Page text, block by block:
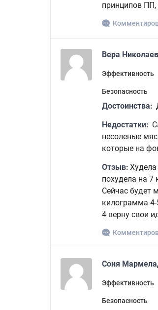
принципов
Вера
Эффективность
Безопасность
Достоинства:
Недостатки:
несоленые
которые на
Отзыв: Худела
похудела на 7
Сейчас будет
килограмма
4 верну свои
Соня
Эффективность
Безопасность